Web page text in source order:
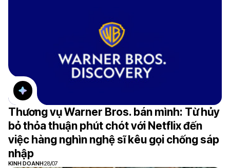
Thương vụ Warner Bros. bán mình: Từ hủy
bỏ thỏa thuận phút chót với Netflix đến
việc hàng nghìn nghệ sĩ kêu gọi chống sáp
nhập
KINH DOANH28/07